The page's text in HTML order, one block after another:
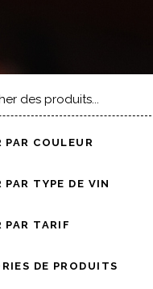
PAR COULEUR
PAR TYPE DE VIN
PAR TARIF
DE PRODUITS